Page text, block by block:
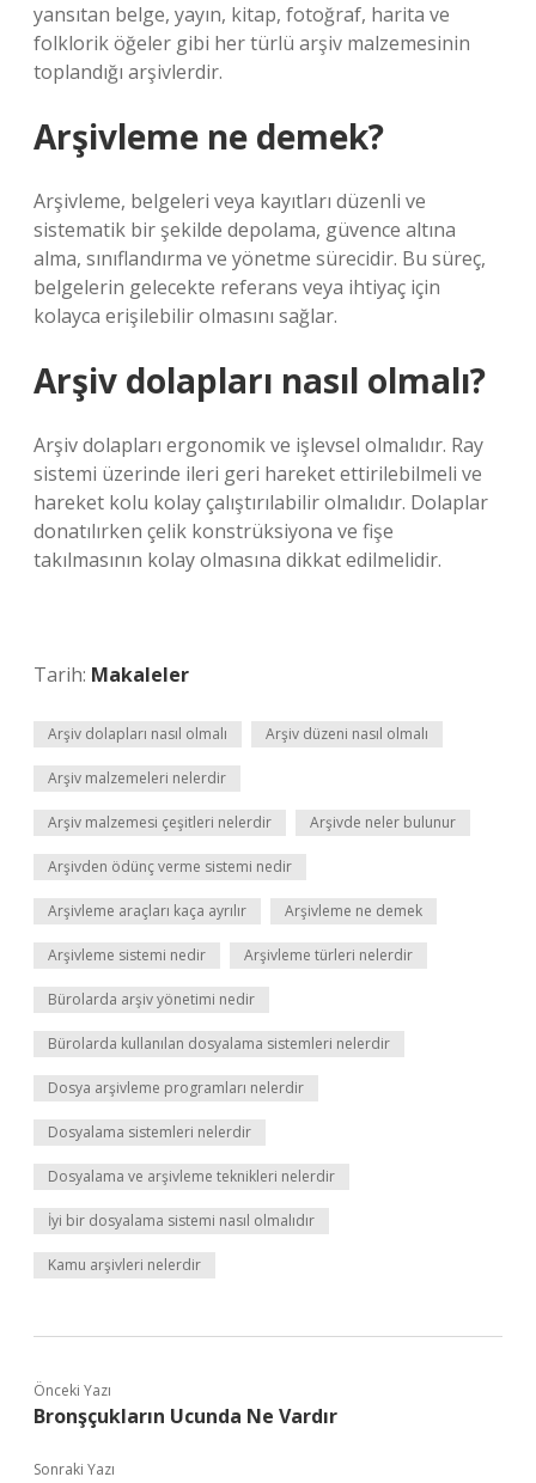
yansıtan belge, yayın, kitap, fotoğraf, harita ve
folklorik öğeler gibi her türlü arşiv malzemesinin
toplandığı arşivlerdir.
Arşivleme ne demek?
Arşivleme, belgeleri veya kayıtları düzenli ve
sistematik bir şekilde depolama, güvence altına
alma, sınıflandırma ve yönetme sürecidir. Bu süreç,
belgelerin gelecekte referans veya ihtiyaç için
kolayca erişilebilir olmasını sağlar.
Arşiv dolapları nasıl olmalı?
Arşiv dolapları ergonomik ve işlevsel olmalıdır. Ray
sistemi üzerinde ileri geri hareket ettirilebilmeli ve
hareket kolu kolay çalıştırılabilir olmalıdır. Dolaplar
donatılırken çelik konstrüksiyona ve fişe
takılmasının kolay olmasına dikkat edilmelidir.
Tarih: Makaleler
Arşiv dolapları nasıl olmalı Arşiv düzeni nasıl olmalı
Arşiv malzemeleri nelerdir
Arşiv malzemesi çeşitleri nelerdir Arşivde neler bulunur
Arşivden ödünç verme sistemi nedir
Arşivleme araçları kaça ayrılır Arşivleme ne demek
Arşivleme sistemi nedir Arşivleme türleri nelerdir
Bürolarda arşiv yönetimi nedir
Bürolarda kullanılan dosyalama sistemleri nelerdir
Dosya arşivleme programları nelerdir
Dosyalama sistemleri nelerdir
Dosyalama ve arşivleme teknikleri nelerdir
İyi bir dosyalama sistemi nasıl olmalıdır
Kamu arşivleri nelerdir
Önceki Yazı
Bronşçukların Ucunda Ne Vardır
Sonraki Yazı